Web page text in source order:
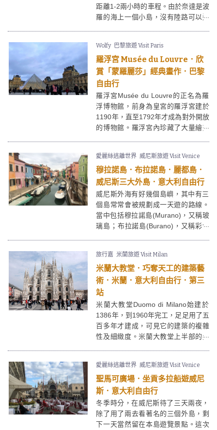
距離1-2兩小時的車程。由於奈達是波
羅的海上一個小島，沒有陸路可以連
歷很特別，從巴士望向窗外就是大海
了，海上巴士的感覺很新奇。
Wolfy 巴黎旅遊 Visit Paris
羅浮宮 Musée du Louvre．欣
賞「蒙羅麗莎」經典畫作．巴黎
自由行
羅浮宮Musée du Louvre的正名為羅
浮博物館，前身為皇宮的羅浮宮建於
1190年，直至1792年才成為對外開放
的博物館。羅浮宮內珍藏了大量繪畫
的展品後，在玻璃金字塔前打卡定必
成為了指定動作！
愛麗絲逃離世界 威尼斯旅遊 Visit Venice
穆拉諾島．布拉諾島．麗都島．
威尼斯三大外島．意大利自由行
威尼斯外海有好幾個島嶼，其中有三
個島常常會被規劃成一天遊的路線。
當中包括穆拉諾島(Murano)，又稱玻
璃島；布拉諾島(Burano)，又稱彩色
旅行嘉 米蘭旅遊 Visit Milan
米蘭大教堂．巧奪天工的建築藝
術．米蘭．意大利自由行．第三
站
米蘭大教堂Duomo di Milano始建於
1386年，到1960年完工，足足用了五
百多年才建成，可見它的建築的複雜
性及細緻度。米蘭大教堂上半部的尖
想從高處一睹米蘭市的風采，可以到
頂部俯瞰米蘭市景。
愛麗絲逃離世界 威尼斯旅遊 Visit Venice
聖馬可廣場．坐貢多拉船遊威尼
斯．意大利自由行
冬季時分，在威尼斯待了三天兩夜，
除了用了兩去看著名的三個外島，剩
下一天當然留在本島遊覽景點。這次